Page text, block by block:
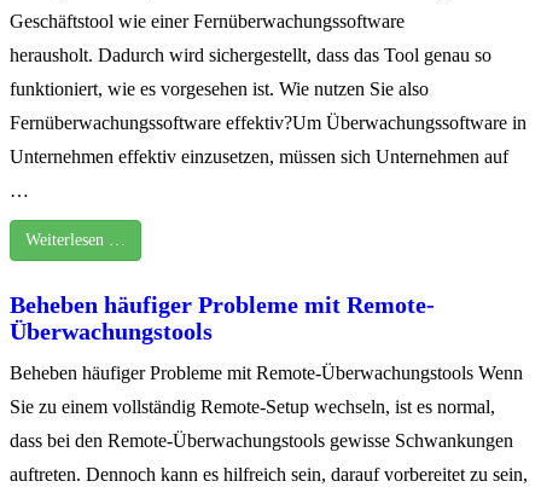
Geschäftstool wie einer Fernüberwachungssoftware
herausholt. Dadurch wird sichergestellt, dass das Tool genau so
funktioniert, wie es vorgesehen ist. Wie nutzen Sie also
Fernüberwachungssoftware effektiv?Um Überwachungssoftware in
Unternehmen effektiv einzusetzen, müssen sich Unternehmen auf
…
Weiterlesen …
Beheben häufiger Probleme mit Remote-
Überwachungstools
Beheben häufiger Probleme mit Remote-Überwachungstools Wenn
Sie zu einem vollständig Remote-Setup wechseln, ist es normal,
dass bei den Remote-Überwachungstools gewisse Schwankungen
auftreten. Dennoch kann es hilfreich sein, darauf vorbereitet zu sein,